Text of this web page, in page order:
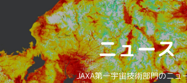
ニュース
JAXA第一宇宙技術部門のニュ